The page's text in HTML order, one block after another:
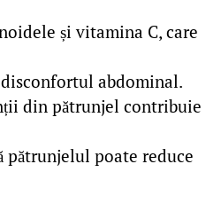
și vitamina C, care
abdominal.
din pătrunjel contribuie
pătrunjelul poate reduce